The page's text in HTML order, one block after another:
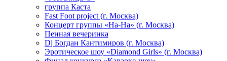
группа Каста
Fast Foot project (г. Москва)
Концерт группы «На-На» (г. Москва)
Пенная вечеринка
Dj Богдан Кантимиров (г. Москва)
Эротическое шоу «Diamond Girls» (г. Москва)